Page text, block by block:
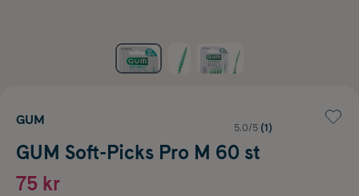
GUM
5.0/5 (1)
GUM Soft-Picks Pro M 60 st
75 kr